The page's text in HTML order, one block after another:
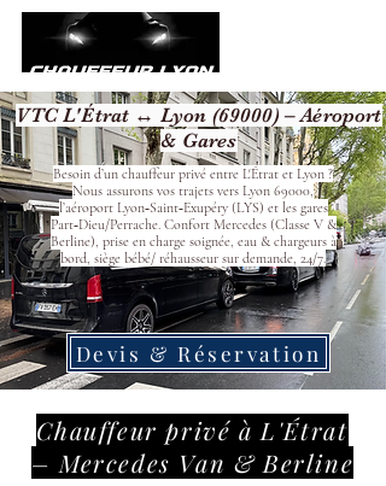
VTC L'Étrat ↔ Lyon (69000) – Aéroport
& Gares
Besoin d’un chauffeur privé entre L'Étrat et Lyon ?
Nous assurons vos trajets vers Lyon 69000,
l’aéroport Lyon‑Saint‑Exupéry (LYS) et les gares
Part‑Dieu/Perrache. Confort Mercedes (Classe V &
Berline), prise en charge soignée, eau & chargeurs à
bord, siège bébé/ réhausseur sur demande, 24/7.
Devis & Réservation
Chauffeur privé à L'Étrat
– Mercedes Van & Berline